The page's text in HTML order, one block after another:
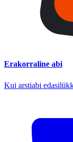
Erakorraline abi
Kui arstiabi